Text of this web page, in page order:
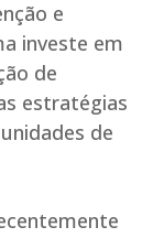
e
investe em
de
estratégias
de